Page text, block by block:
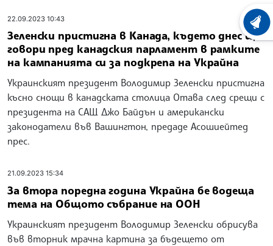
22.09.2023 10:43
Зеленски пристигна в Канада, където днес ще
говори пред канадския парламент в рамките
на кампанията си за подкрепа на Украйна
Украинският президент Володимир Зеленски пристигна
късно снощи в канадската столица Отава след срещи с
президента на САЩ Джо Байдън и американски
законодатели във Вашингтон, предаде Асошиейтед
прес.
21.09.2023 15:34
За втора поредна година Украйна бе водеща
тема на Общото събрание на ООН
Украинският президент Володимир Зеленски обрисува
във вторник мрачна картина за бъдещето от